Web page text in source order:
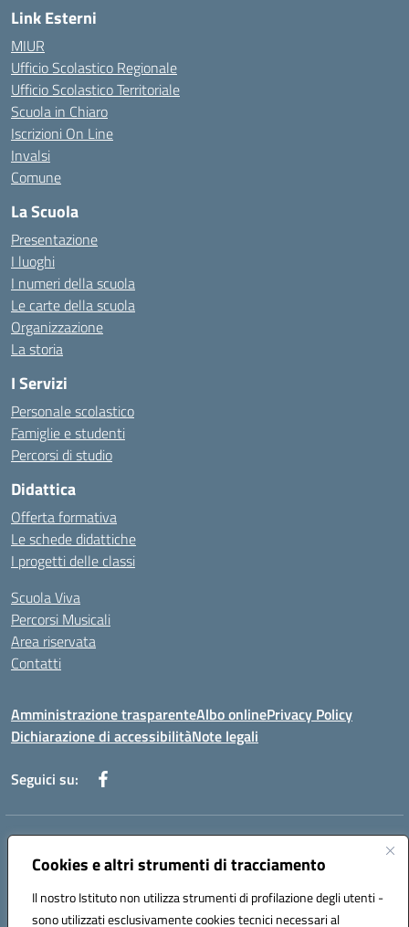
Cookies e altri strumenti di tracciamento
Il nostro Istituto non utilizza strumenti di profilazione degli utenti -
sono utilizzati esclusivamente cookies tecnici necessari al
Link Esterni
MIUR
Ufficio Scolastico Regionale
Ufficio Scolastico Territoriale
Scuola in Chiaro
Iscrizioni On Line
Invalsi
Comune
La Scuola
Presentazione
I luoghi
I numeri della scuola
Le carte della scuola
Organizzazione
La storia
I Servizi
Personale scolastico
Famiglie e studenti
Percorsi di studio
Didattica
Offerta formativa
Le schede didattiche
I progetti delle classi
Scuola Viva
Percorsi Musicali
Area riservata
Contatti
Amministrazione trasparenteAlbo onlinePrivacy Policy
Dichiarazione di accessibilitàNote legali
Seguici su:
Indirizzo:
Centralino:089868360 Email:saic857007@istruzione.it
Codice fiscale: 80025860653